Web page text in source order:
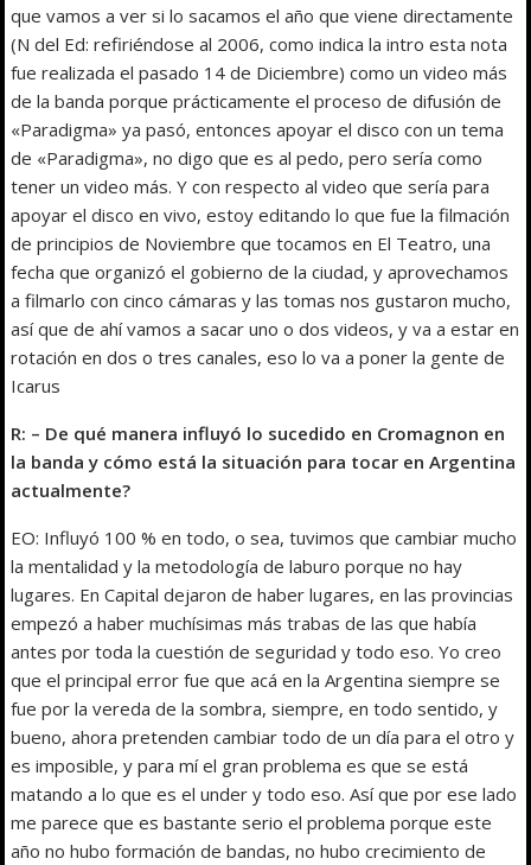
que vamos a ver si lo sacamos el año que viene directamente
(N del Ed: refiriéndose al 2006, como indica la intro esta nota
fue realizada el pasado 14 de Diciembre) como un video más
de la banda porque prácticamente el proceso de difusión de
«Paradigma» ya pasó, entonces apoyar el disco con un tema
de «Paradigma», no digo que es al pedo, pero sería como
tener un video más. Y con respecto al video que sería para
apoyar el disco en vivo, estoy editando lo que fue la filmación
de principios de Noviembre que tocamos en El Teatro, una
fecha que organizó el gobierno de la ciudad, y aprovechamos
a filmarlo con cinco cámaras y las tomas nos gustaron mucho,
así que de ahí vamos a sacar uno o dos videos, y va a estar en
rotación en dos o tres canales, eso lo va a poner la gente de
Icarus
R: – De qué manera influyó lo sucedido en Cromagnon en
la banda y cómo está la situación para tocar en Argentina
actualmente?
EO: Influyó 100 % en todo, o sea, tuvimos que cambiar mucho
la mentalidad y la metodología de laburo porque no hay
lugares. En Capital dejaron de haber lugares, en las provincias
empezó a haber muchísimas más trabas de las que había
antes por toda la cuestión de seguridad y todo eso. Yo creo
que el principal error fue que acá en la Argentina siempre se
fue por la vereda de la sombra, siempre, en todo sentido, y
bueno, ahora pretenden cambiar todo de un día para el otro y
es imposible, y para mí el gran problema es que se está
matando a lo que es el under y todo eso. Así que por ese lado
me parece que es bastante serio el problema porque este
año no hubo formación de bandas, no hubo crecimiento de